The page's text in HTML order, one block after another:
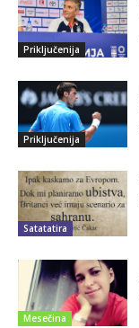
Priključenija
Priključenija
Satatatira
Mesečina